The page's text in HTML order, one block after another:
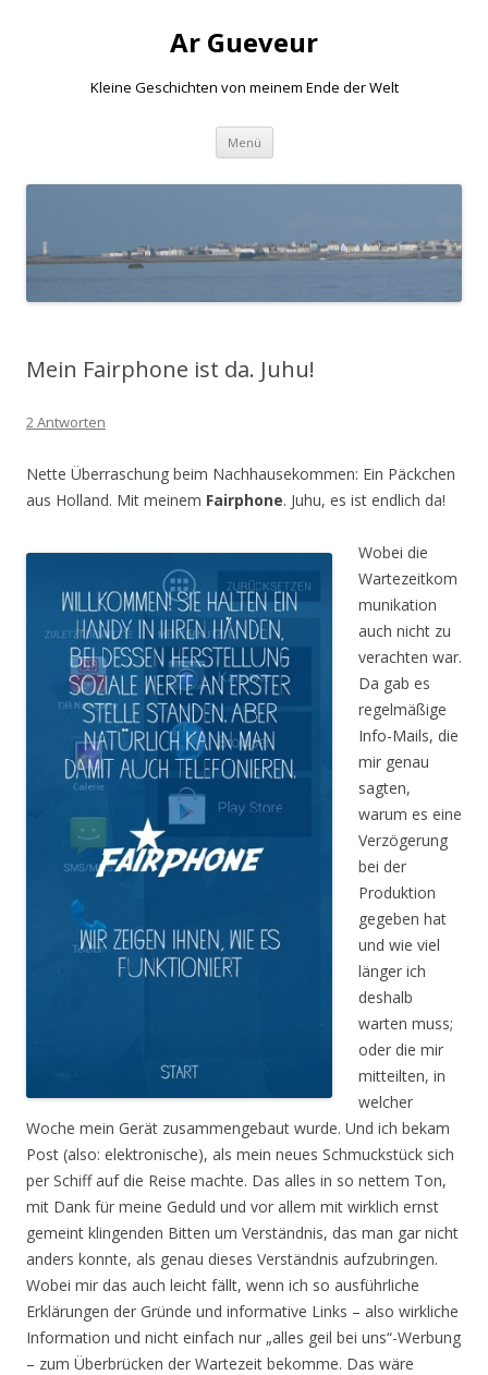
Ar Gueveur
Kleine Geschichten von meinem Ende der Welt
Menü Springe
Inhalt
Mein Fairphone ist da. Juhu!
2 Antworten
Nette Überraschung beim Nachhausekommen: Ein Päckchen
aus Holland. Mit meinem Fairphone. Juhu, es ist endlich da!
Wobei die
Wartezeitkom
munikation
auch nicht zu
verachten war.
Da gab es
regelmäßige
Info-Mails, die
mir genau
sagten,
warum es eine
Verzögerung
bei der
Produktion
gegeben hat
und wie viel
länger ich
deshalb
warten muss;
oder die mir
mitteilten, in
welcher
Woche mein Gerät zusammengebaut wurde. Und ich bekam
Post (also: elektronische), als mein neues Schmuckstück sich
per Schiff auf die Reise machte. Das alles in so nettem Ton,
mit Dank für meine Geduld und vor allem mit wirklich ernst
gemeint klingenden Bitten um Verständnis, das man gar nicht
anders konnte, als genau dieses Verständnis aufzubringen.
Wobei mir das auch leicht fällt, wenn ich so ausführliche
Erklärungen der Gründe und informative Links – also wirkliche
Information und nicht einfach nur „alles geil bei uns“-Werbung
– zum Überbrücken der Wartezeit bekomme. Das wäre